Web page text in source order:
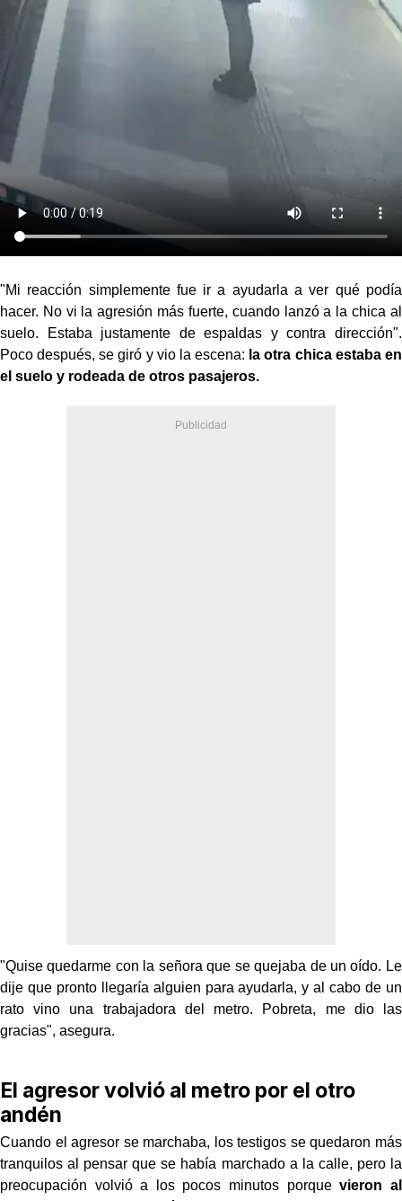
"Mi reacción simplemente fue ir a ayudarla a ver qué podía
hacer. No vi la agresión más fuerte, cuando lanzó a la chica al
suelo. Estaba justamente de espaldas y contra dirección".
Poco después, se giró y vio la escena: la otra chica estaba en
el suelo y rodeada de otros pasajeros.
"Quise quedarme con la señora que se quejaba de un oído. Le
dije que pronto llegaría alguien para ayudarla, y al cabo de un
rato vino una trabajadora del metro. Pobreta, me dio las
gracias", asegura.
El agresor volvió al metro por el otro
andén
Cuando el agresor se marchaba, los testigos se quedaron más
tranquilos al pensar que se había marchado a la calle, pero la
preocupación volvió a los pocos minutos porquevieron al